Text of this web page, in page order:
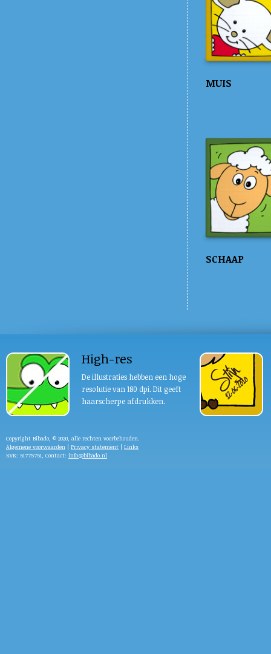
MUIS
SCHAAP
High-res
De illustraties hebben een hoge
resolutie van 180 dpi. Dit geeft
haarscherpe afdrukken.
Copyright Bibado, © 2020, alle rechten voorbehouden.
Algemene voorwaarden | Privacy statement | Links
KvK: 51775751, Contact: info@bibado.nl